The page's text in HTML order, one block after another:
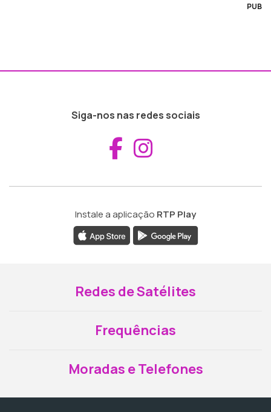
PUB
Siga-nos nas redes sociais
Aceder ao
Instale a aplicação RTP Play
Redes de Satélites
Frequências
Moradas e Telefones